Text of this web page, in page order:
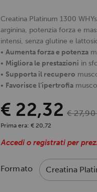
Creatina Platinum 1300
arginina, potenzia forza e
intensi, senza glutine e
• Aumenta forza e potenza
• Migliora le prestazioni in
• Supporta il recupero
• Favorisce l’ipertrofia
€ 22,32 €
Prima era: € 20,72
Accedi o registrati per
Formato